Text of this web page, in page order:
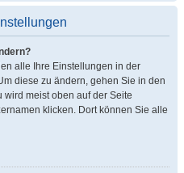
alle Ihre Einstellungen in der
diese zu ändern, gehen Sie in den
wird meist oben auf der Seite
klicken. Dort können Sie alle